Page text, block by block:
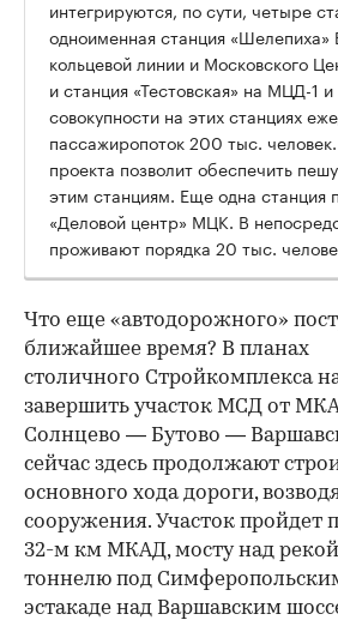
интегрируются, по сути, четыре
одноименная станция «Шелепиха»
кольцевой линии и Московского
и станция «Тестовская» на МЦД-1
совокупности на этих станциях
пассажиропоток 200 тыс.
проекта позволит обеспечить
этим станциям. Еще одна станция
«Деловой центр» МЦК. В
проживают порядка 20 тыс.
Что еще «автодорожного»
ближайшее время? В планах
столичного Стройкомплекса
завершить участок МСД от
Солнцево — Бутово —
сейчас здесь продолжают
основного хода дороги,
сооружения. Участок пройдет
32-м км МКАД, мосту над
тоннелю под
эстакаде над Варшавским